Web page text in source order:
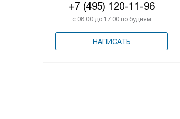
+7 (495) 120-11-96
с 08:00 до 17:00 по будням
НАПИСАТЬ